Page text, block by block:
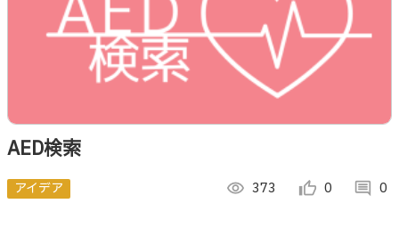
AED検索
アイデア visibility 373 thumb_up_alt 0 comment 0